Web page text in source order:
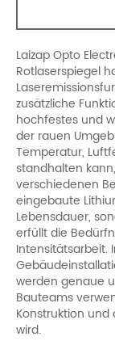
Laizap Opto
Rotlaserspiegel
zusätzliche
hochfestes und
der rauen
Temperatur,
standhalten
verschiedenen
eingebaute
Lebensdauer,
erfüllt die
Intensitätsarbeit.
werden genaue
Bauteams
Konstruktion
wird.